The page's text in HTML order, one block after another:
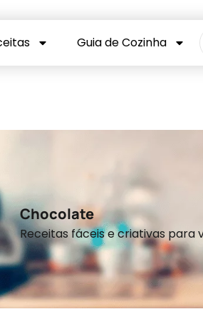
Guia de Cozinha
Chocolate
Receitas fáceis e criativas para